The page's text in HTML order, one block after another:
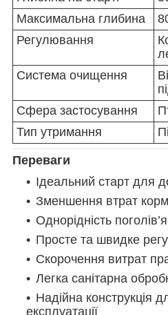
Максимальна глибина
Регулювання
Система очищення
Сфера застосування
Тип утримання
Переваги
Ідеальний старт для
Зменшення втрат
Однорідність поголів’я
Просте та швидке
Скорочення витрат
Легка санітарна
Надійна конструкція
експлуатації